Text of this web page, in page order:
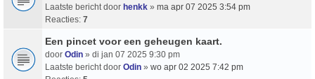
Laatste bericht door henkk » ma apr 07 2025 3:54 pm
Reacties: 7
Een pincet voor een geheugen kaart.
door Odin » di jan 07 2025 9:30 pm
Laatste bericht door Odin » wo apr 02 2025 7:42 pm